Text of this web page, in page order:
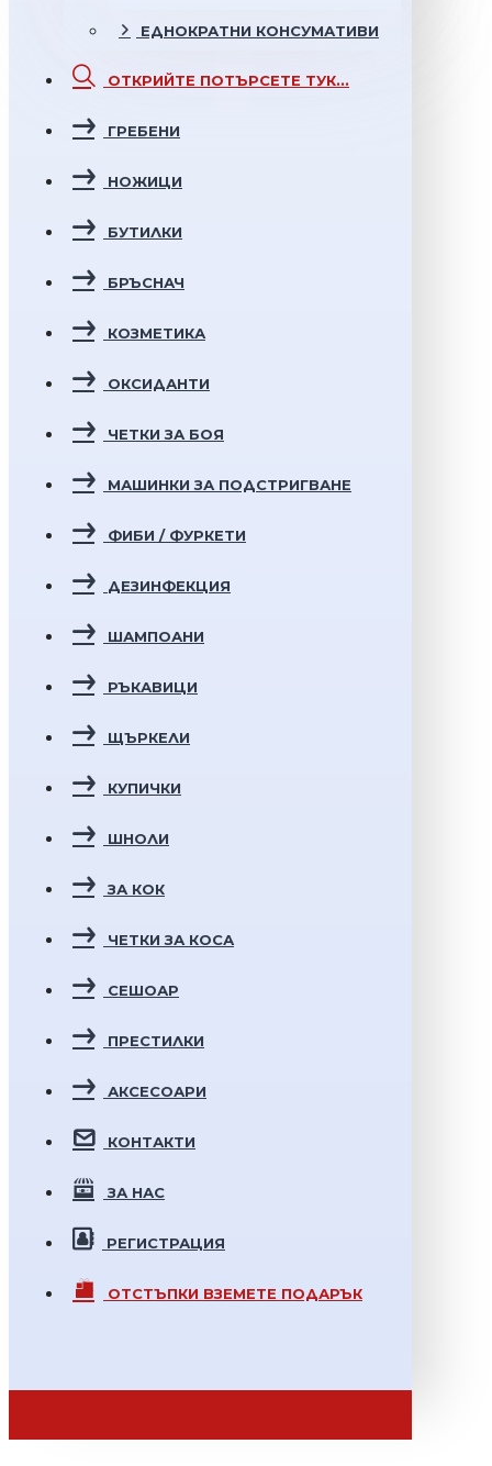
ЕДНОКРАТНИ КОНСУМАТИВИ
ОТКРИЙТЕ ПОТЪРСЕТЕ ТУК...
ГРЕБЕНИ
НОЖИЦИ
БУТИЛКИ
БРЪСНАЧ
КОЗМЕТИКА
ОКСИДАНТИ
ЧЕТКИ ЗА БОЯ
МАШИНКИ ЗА ПОДСТРИГВАНЕ
ФИБИ / ФУРКЕТИ
ДЕЗИНФЕКЦИЯ
ШАМПОАНИ
РЪКАВИЦИ
ЩЪРКЕЛИ
КУПИЧКИ
ШНОЛИ
ЗА КОК
ЧЕТКИ ЗА КОСА
СЕШОАР
ПРЕСТИЛКИ
АКСЕСОАРИ
КОНТАКТИ
ЗА НАС
РЕГИСТРАЦИЯ
ОТСТЪПКИ ВЗЕМЕТЕ ПОДАРЪК